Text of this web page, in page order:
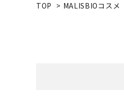
TOP > MALISBIOコスメ